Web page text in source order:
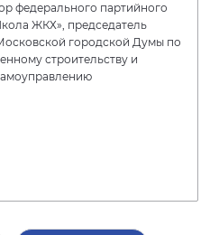
федерального партийного
ЖКХ», председатель
городской Думы по
строительству и